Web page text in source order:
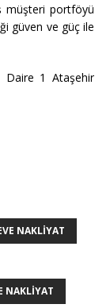
müşteri portföyü
güven ve güç ile
Daire 1 Ataşehir
NAKLIYAT
NAKLIYAT